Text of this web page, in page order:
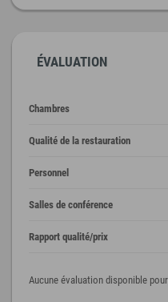
ÉVALUATION
Chambres
Qualité de la restauration
Personnel
Salles de conférence
Rapport qualité/prix
Aucune évaluation disponible